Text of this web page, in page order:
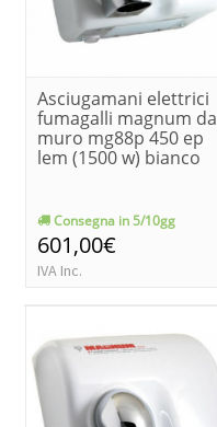
Asciugamani elettrici
fumagalli magnum da
muro mg88p 450 ep
lem (1500 w) bianco
Consegna in 5/10gg
601,00€
IVA Inc.